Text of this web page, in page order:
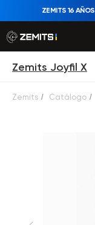
ZEMITS 16 AÑOS
Zemits Joyfil X
Zemits / Catálogo /